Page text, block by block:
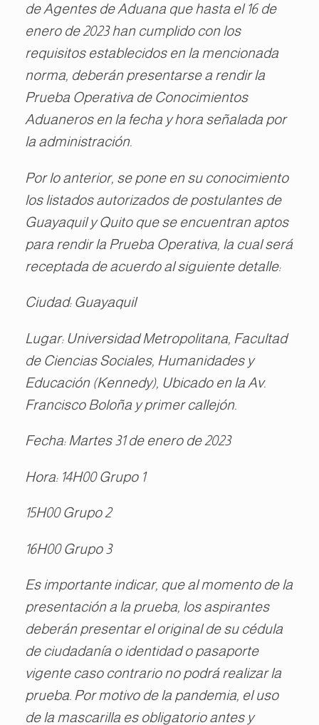
de Agentes de Aduana que hasta el 16 de
enero de 2023 han cumplido con los
requisitos establecidos en la mencionada
norma, deberán presentarse a rendir la
Prueba Operativa de Conocimientos
Aduaneros en la fecha y hora señalada por
la administración.
Por lo anterior, se pone en su conocimiento
los listados autorizados de postulantes de
Guayaquil y Quito que se encuentran aptos
para rendir la Prueba Operativa, la cual será
receptada de acuerdo al siguiente detalle:
Ciudad: Guayaquil
Lugar: Universidad Metropolitana, Facultad
de Ciencias Sociales, Humanidades y
Educación (Kennedy), Ubicado en la Av.
Francisco Boloña y primer callejón.
Fecha: Martes 31 de enero de 2023
Hora: 14H00 Grupo 1
15H00 Grupo 2
16H00 Grupo 3
Es importante indicar, que al momento de la
presentación a la prueba, los aspirantes
deberán presentar el original de su cédula
de ciudadanía o identidad o pasaporte
vigente caso contrario no podrá realizar la
prueba. Por motivo de la pandemia, el uso
de la mascarilla es obligatorio antes y